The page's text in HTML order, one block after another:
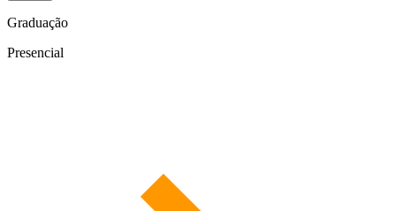
Graduação
Presencial